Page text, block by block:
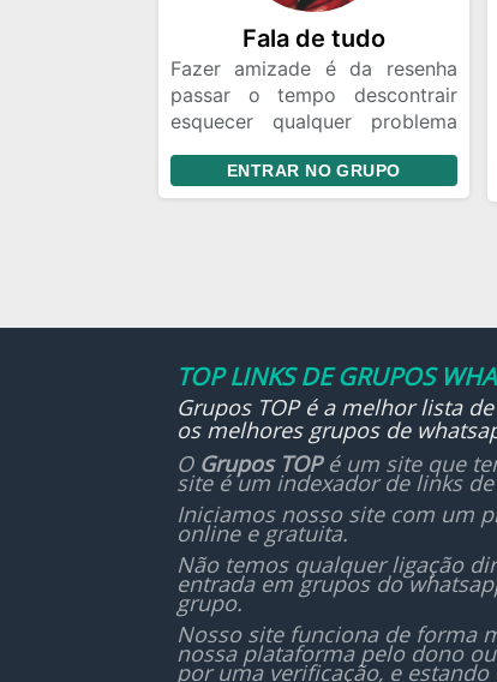
Fala de tudo
Fazer amizade é da resenha
passar o tempo descontrair
esquecer qualquer problema
ENTRAR NO GRUPO
TOP LINKS DE GRUPOS
Grupos TOP é a melhor lista
os melhores grupos de
O Grupos TOPé um site que
site é um indexador de links
Iniciamos nosso site com um
online e gratuita.
Não temos qualquer ligação
entrada em grupos do
grupo.
Nosso site funciona de forma
nossa plataforma pelo dono
por uma verificação, e